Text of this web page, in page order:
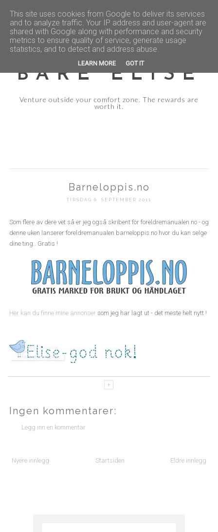
BARE ELISE
Venture outside your comfort zone. The rewards are
worth it.
Barneloppis.no
TIRSDAG 6. SEPTEMBER 2011
Som flere av dere vet så er jeg også skribent for foreldremanualen.no - og
denne uken lanserer foreldremanualen barneloppis.no hvor du kan selge
dine ting.. Gratis !
Her kan du finne mine annonser som jeg har lagt ut - det meste helt nytt !
Ingen kommentarer:
Legg inn en kommentar
Nyere innlegg Eldre innlegg
Startsiden
This site uses cookies from Google to deliver its services
and to analyze traffic. Your IP address and user-agent are
shared with Google along with performance and security
metrics to ensure quality of service, generate usage
statistics, and to detect and address abuse.
LEARN MORE GOT IT